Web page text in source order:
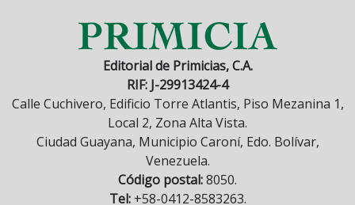
Editorial de Primicias, C.A.
RIF: J-29913424-4
Calle Cuchivero, Edificio Torre Atlantis, Piso Mezanina 1,
Local 2, Zona Alta Vista.
Ciudad Guayana, Municipio Caroní, Edo. Bolívar,
Venezuela.
Código postal:8050.
Tel:+58-0412-8583263.